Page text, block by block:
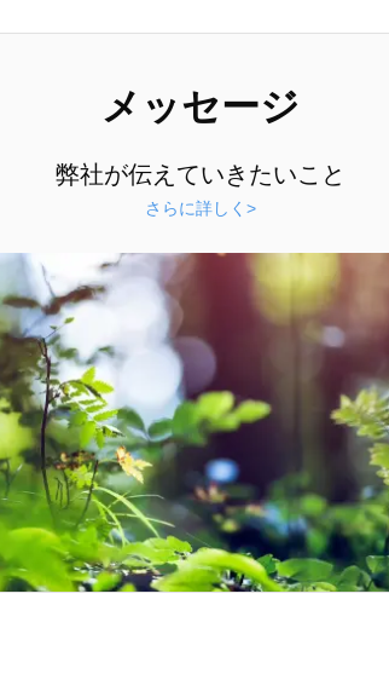
メッセージ
弊社が伝えていきたいこと
さらに詳しく>